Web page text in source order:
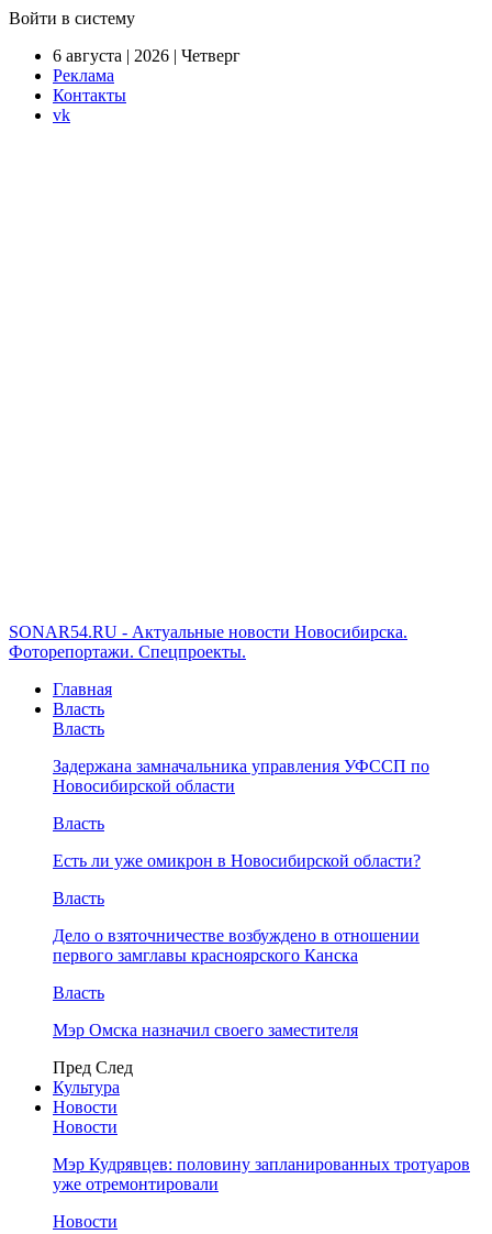
Войти в систему
6 августа | 2026 | Четверг
Реклама
Контакты
vk
SONAR54.RU - Актуальные новости Новосибирска.
Фоторепортажи. Спецпроекты.
Главная
Власть
Власть
Задержана замначальника управления УФССП по
Новосибирской области
Власть
Есть ли уже омикрон в Новосибирской области?
Власть
Дело о взяточничестве возбуждено в отношении
первого замглавы красноярского Канска
Власть
Мэр Омска назначил своего заместителя
Пред След
Культура
Новости
Новости
Мэр Кудрявцев: половину запланированных тротуаров
уже отремонтировали
Новости